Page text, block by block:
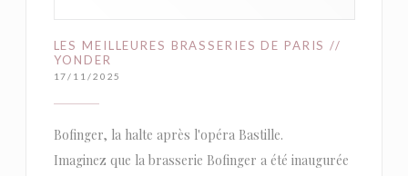
LES MEILLEURES BRASSERIES DE PARIS //
YONDER
17/11/2025
Bofinger, la halte après l'opéra Bastille.
Imaginez que la brasserie Bofinger a été inaugurée